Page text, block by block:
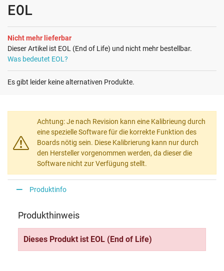
EOL
Nicht mehr lieferbar
Dieser Artikel ist EOL (End of Life) und nicht mehr bestellbar.
Was bedeutet EOL?
Es gibt leider keine alternativen Produkte.
Achtung: Je nach Revision kann eine Kalibrieung durch
eine spezielle Software für die korrekte Funktion des
Boards nötig sein. Diese Kalibrierung kann nur durch
den Hersteller vorgenommen werden, da dieser die
Software nicht zur Verfügung stellt.
Produktinfo
Produkthinweis
Dieses Produkt ist EOL (End of Life)